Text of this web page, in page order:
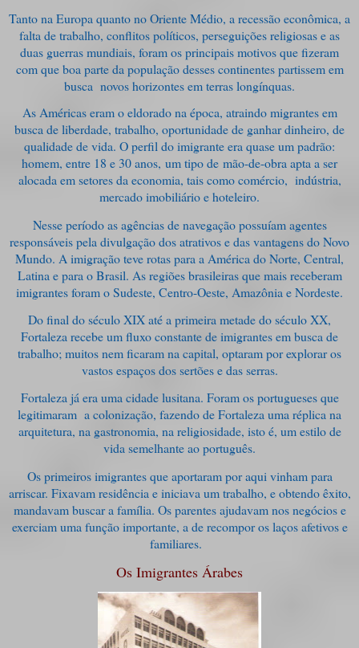
Tanto na Europa quanto no Oriente Médio, a recessão econômica, a
falta de trabalho, conflitos políticos, perseguições religiosas e as
duas guerras mundiais, foram os principais motivos que fizeram
com que boa parte da população desses continentes partissem em
busca novos horizontes em terras longínquas.
As Américas eram o eldorado na época, atraindo migrantes em
busca de liberdade, trabalho, oportunidade de ganhar dinheiro, de
qualidade de vida. O perfil do imigrante era quase um padrão:
homem, entre 18 e 30 anos, um tipo de mão-de-obra apta a ser
alocada em setores da economia, tais como comércio, indústria,
mercado imobiliário e hoteleiro.
Nesse período as agências de navegação possuíam agentes
responsáveis pela divulgação dos atrativos e das vantagens do Novo
Mundo. A imigração teve rotas para a América do Norte, Central,
Latina e para o Brasil. As regiões brasileiras que mais receberam
imigrantes foram o Sudeste, Centro-Oeste, Amazônia e Nordeste.
Do final do século XIX até a primeira metade do século XX,
Fortaleza recebe um fluxo constante de imigrantes em busca de
trabalho; muitos nem ficaram na capital, optaram por explorar os
vastos espaços dos sertões e das serras.
Fortaleza já era uma cidade lusitana. Foram os portugueses que
legitimaram a colonização, fazendo de Fortaleza uma réplica na
arquitetura, na gastronomia, na religiosidade, isto é, um estilo de
vida semelhante ao português.
Os primeiros imigrantes que aportaram por aqui vinham para
arriscar. Fixavam residência e iniciava um trabalho, e obtendo êxito,
mandavam buscar a família. Os parentes ajudavam nos negócios e
exerciam uma função importante, a de recompor os laços afetivos e
familiares.
Os Imigrantes Árabes